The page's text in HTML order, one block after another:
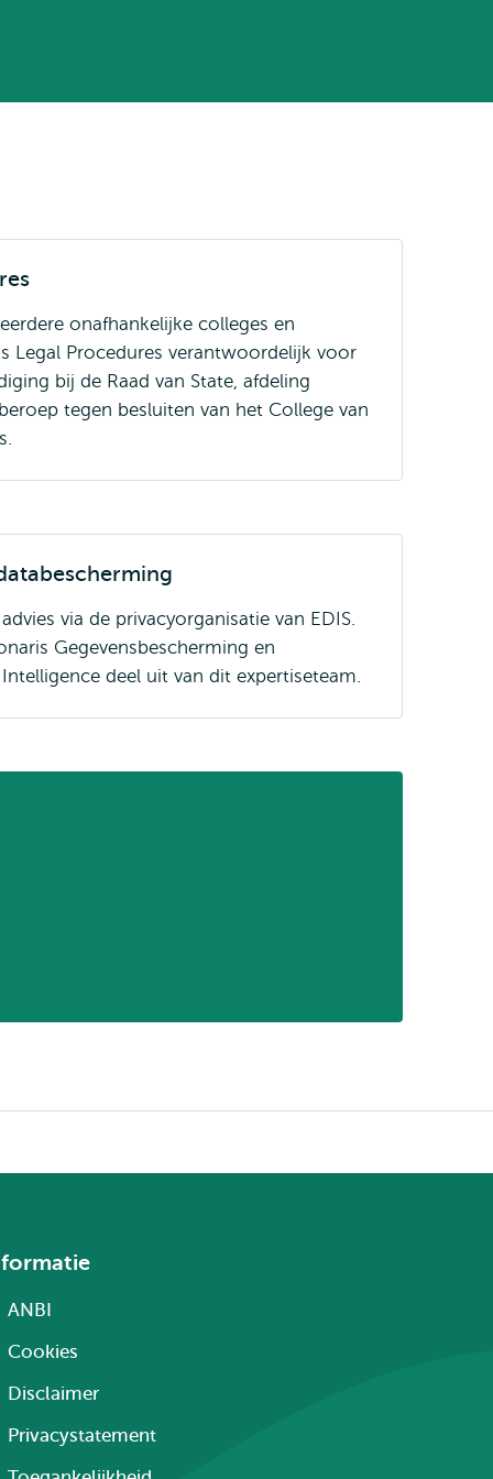
onafhankelijke colleges en
Legal Procedures verantwoordelijk voor
bij de Raad van State, afdeling
tegen besluiten van het College van
via de privacyorganisatie van EDIS.
Gegevensbescherming en
deel uit van dit expertiseteam.
ANBI
Cookies
Disclaimer
Privacystatement